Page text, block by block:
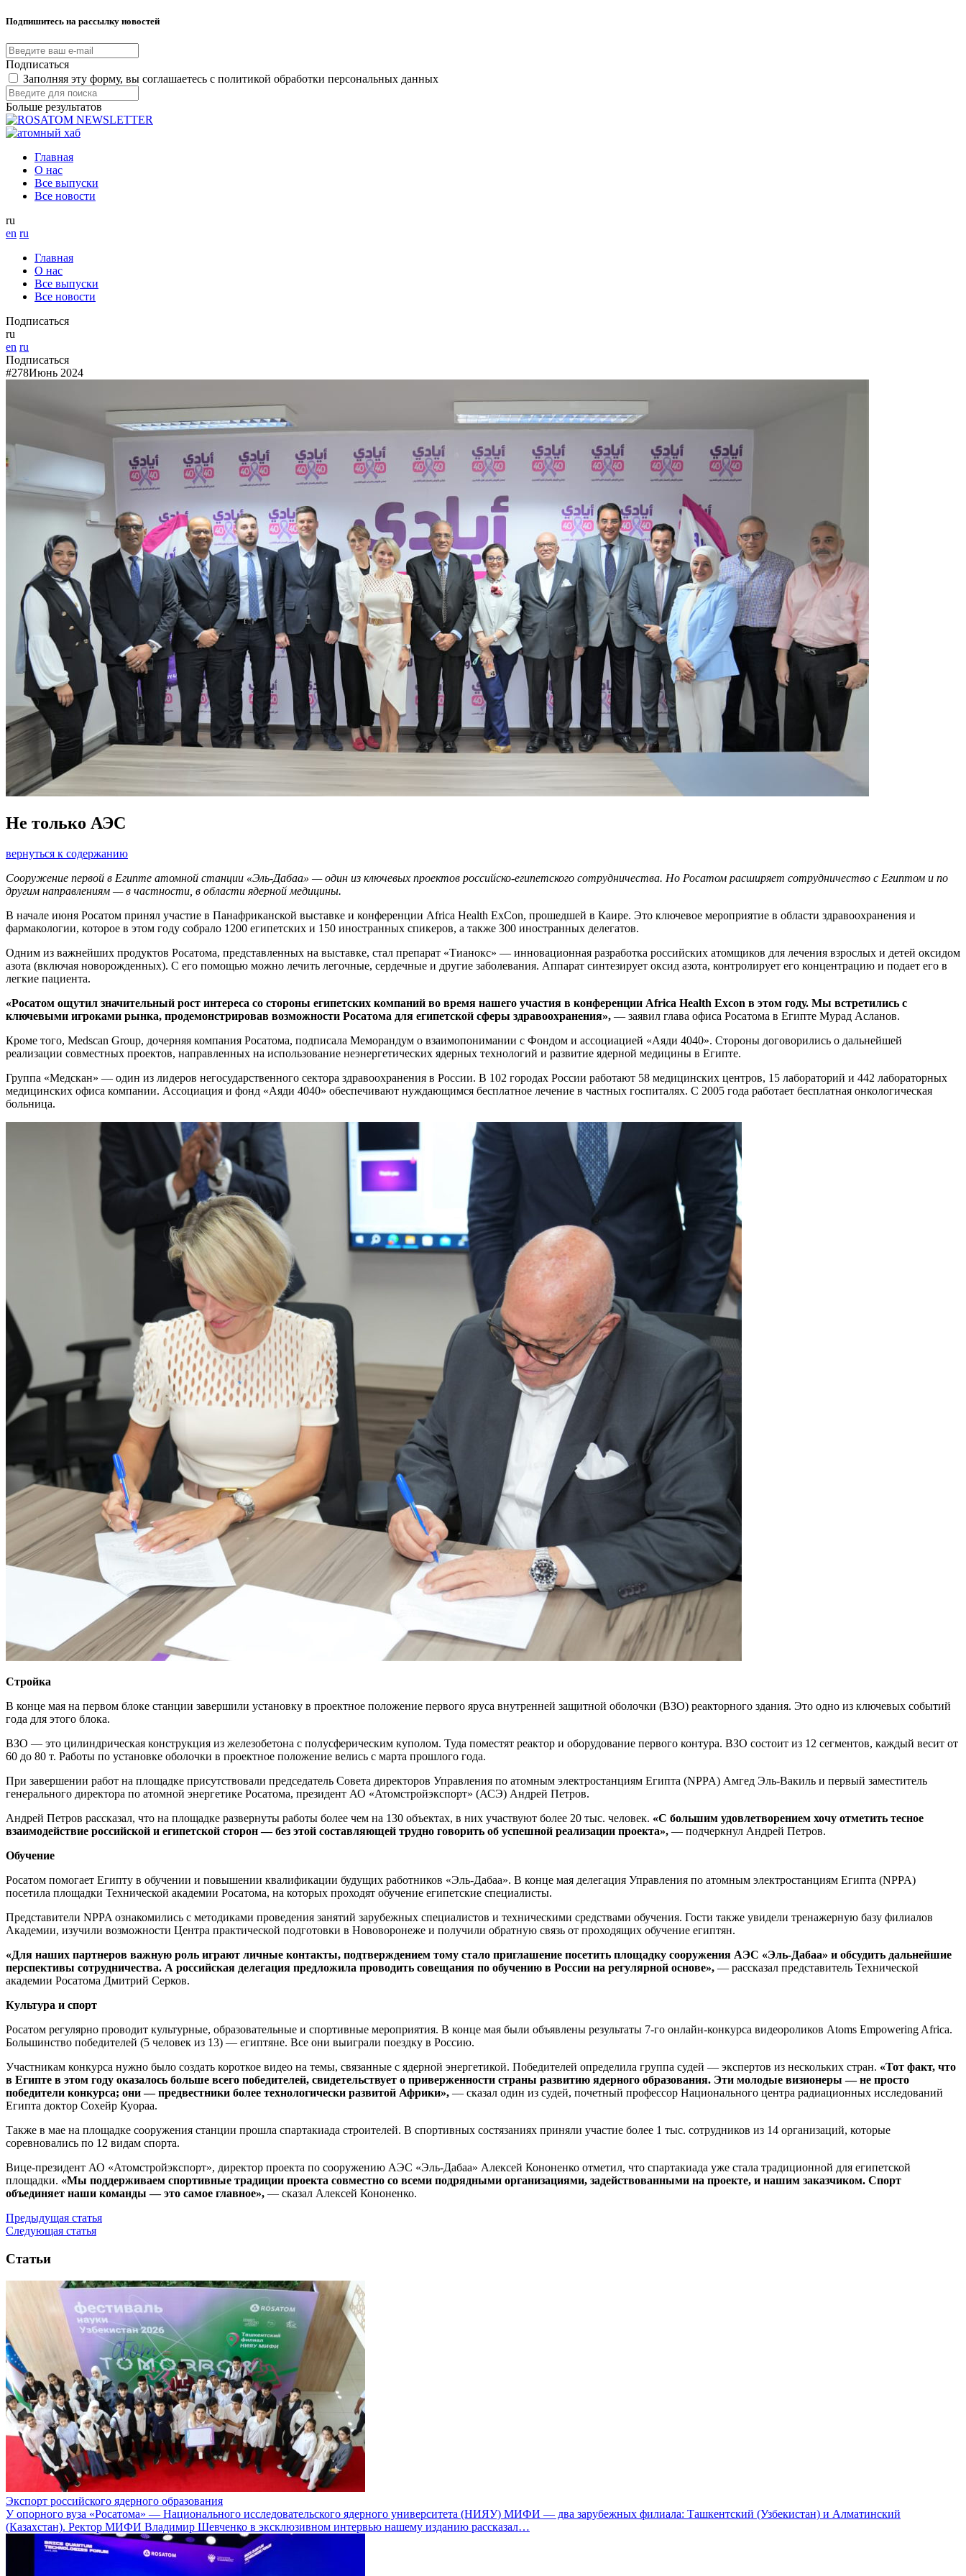
Подпишитесь на рассылку новостей
Подписаться
Заполняя эту форму, вы соглашаетесь с политикой обработки персональных данных
Больше результатов
Главная
О нас
Все выпуски
Все новости
ru
en ru
Главная
О нас
Все выпуски
Все новости
Подписаться
ru
en ru
Подписаться
#278Июнь 2024
Не только АЭС
вернуться к содержанию
Сооружение первой в Египте атомной станции «Эль-Дабаа» — один из ключевых проектов российско-египетского сотрудничества. Но Росатом расширяет сотрудничество с Египтом и по
другим направлениям — в частности, в области ядерной медицины.
В начале июня Росатом принял участие в Панафриканской выставке и конференции Africa Health ExCon, прошедшей в Каире. Это ключевое мероприятие в области здравоохранения и
фармакологии, которое в этом году собрало 1200 египетских и 150 иностранных спикеров, а также 300 иностранных делегатов.
Одним из важнейших продуктов Росатома, представленных на выставке, стал препарат «Тианокс» — инновационная разработка российских атомщиков для лечения взрослых и детей оксидом
азота (включая новорожденных). С его помощью можно лечить легочные, сердечные и другие заболевания. Аппарат синтезирует оксид азота, контролирует его концентрацию и подает его в
легкие пациента.
«Росатом ощутил значительный рост интереса со стороны египетских компаний во время нашего участия в конференции Africa Health Excon в этом году. Мы встретились с
ключевыми игроками рынка, продемонстрировав возможности Росатома для египетской сферы здравоохранения», — заявил глава офиса Росатома в Египте Мурад Асланов.
Кроме того, Medscan Group, дочерняя компания Росатома, подписала Меморандум о взаимопонимании с Фондом и ассоциацией «Аяди 4040». Стороны договорились о дальнейшей
реализации совместных проектов, направленных на использование неэнергетических ядерных технологий и развитие ядерной медицины в Египте.
Группа «Медскан» — один из лидеров негосударственного сектора здравоохранения в России. В 102 городах России работают 58 медицинских центров, 15 лабораторий и 442 лабораторных
медицинских офиса компании. Ассоциация и фонд «Аяди 4040» обеспечивают нуждающимся бесплатное лечение в частных госпиталях. С 2005 года работает бесплатная онкологическая
больница.
Стройка
В конце мая на первом блоке станции завершили установку в проектное положение первого яруса внутренней защитной оболочки (ВЗО) реакторного здания. Это одно из ключевых событий
года для этого блока.
ВЗО — это цилиндрическая конструкция из железобетона с полусферическим куполом. Туда поместят реактор и оборудование первого контура. ВЗО состоит из 12 сегментов, каждый весит от
60 до 80 т. Работы по установке оболочки в проектное положение велись с марта прошлого года.
При завершении работ на площадке присутствовали председатель Совета директоров Управления по атомным электростанциям Египта (NPPA) Амгед Эль-Вакиль и первый заместитель
генерального директора по атомной энергетике Росатома, президент АО «Атомстройэкспорт» (АСЭ) Андрей Петров.
Андрей Петров рассказал, что на площадке развернуты работы более чем на 130 объектах, в них участвуют более 20 тыс. человек. «С большим удовлетворением хочу отметить тесное
взаимодействие российской и египетской сторон — без этой составляющей трудно говорить об успешной реализации проекта», — подчеркнул Андрей Петров.
Обучение
Росатом помогает Египту в обучении и повышении квалификации будущих работников «Эль-Дабаа». В конце мая делегация Управления по атомным электростанциям Египта (NPPA)
посетила площадки Технической академии Росатома, на которых проходят обучение египетские специалисты.
Представители NPPA ознакомились с методиками проведения занятий зарубежных специалистов и техническими средствами обучения. Гости также увидели тренажерную базу филиалов
Академии, изучили возможности Центра практической подготовки в Нововоронеже и получили обратную связь от проходящих обучение египтян.
«Для наших партнеров важную роль играют личные контакты, подтверждением тому стало приглашение посетить площадку сооружения АЭС «Эль-Дабаа» и обсудить дальнейшие
перспективы сотрудничества. А российская делегация предложила проводить совещания по обучению в России на регулярной основе», — рассказал представитель Технической
академии Росатома Дмитрий Серков.
Культура и спорт
Росатом регулярно проводит культурные, образовательные и спортивные мероприятия. В конце мая были объявлены результаты 7-го онлайн-конкурса видеороликов Atoms Empowering Africa.
Большинство победителей (5 человек из 13) — египтяне. Все они выиграли поездку в Россию.
Участникам конкурса нужно было создать короткое видео на темы, связанные с ядерной энергетикой. Победителей определила группа судей — экспертов из нескольких стран. «Тот факт, что
в Египте в этом году оказалось больше всего победителей, свидетельствует о приверженности страны развитию ядерного образования. Эти молодые визионеры — не просто
победители конкурса; они — предвестники более технологически развитой Африки», — сказал один из судей, почетный профессор Национального центра радиационных исследований
Египта доктор Сохейр Куораа.
Также в мае на площадке сооружения станции прошла спартакиада строителей. В спортивных состязаниях приняли участие более 1 тыс. сотрудников из 14 организаций, которые
соревновались по 12 видам спорта.
Вице-президент АО «Атомстройэкспорт», директор проекта по сооружению АЭС «Эль-Дабаа» Алексей Кононенко отметил, что спартакиада уже стала традиционной для египетской
площадки. «Мы поддерживаем спортивные традиции проекта совместно со всеми подрядными организациями, задействованными на проекте, и нашим заказчиком. Спорт
объединяет наши команды — это самое главное», — сказал Алексей Кононенко.
Предыдущая статья
Следующая статья
Статьи
Экспорт российского ядерного образования
У опорного вуза «Росатома» — Национального исследовательского ядерного университета (НИЯУ) МИФИ — два зарубежных филиала: Ташкентский (Узбекистан) и Алматинский
(Казахстан). Ректор МИФИ Владимир Шевченко в эксклюзивном интервью нашему изданию рассказал…